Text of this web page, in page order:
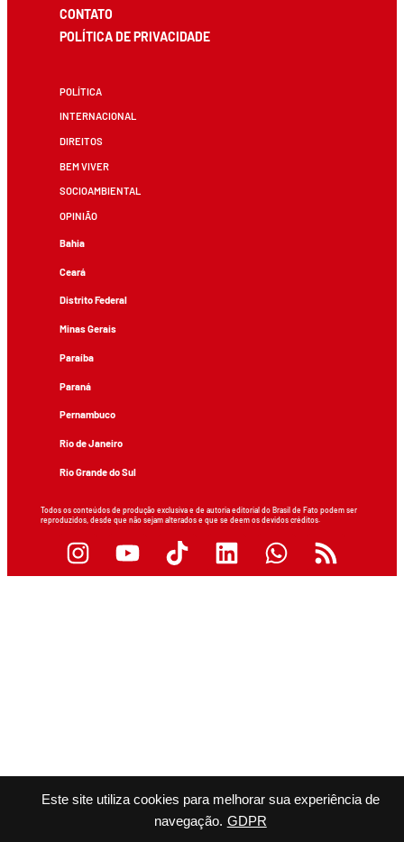
Este site utiliza cookies para melhorar sua experiência de
navegação. GDPR
CONTATO
POLÍTICA DE PRIVACIDADE
POLÍTICA
INTERNACIONAL
DIREITOS
BEM VIVER
SOCIOAMBIENTAL
OPINIÃO
Bahia
Ceará
Distrito Federal
Minas Gerais
Paraíba
Paraná
Pernambuco
Rio de Janeiro
Rio Grande do Sul
Todos os conteúdos de produção exclusiva e de autoria editorial do Brasil de Fato podem ser
reproduzidos, desde que não sejam alterados e que se deem os devidos créditos.